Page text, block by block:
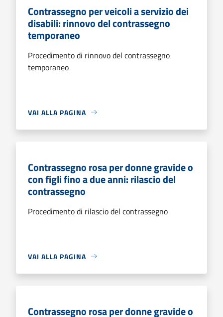
Contrassegno per veicoli a servizio dei
disabili: rinnovo del contrassegno
temporaneo
Procedimento di rinnovo del contrassegno
temporaneo
VAI ALLA PAGINA
Contrassegno rosa per donne gravide o
con figli fino a due anni: rilascio del
contrassegno
Procedimento di rilascio del contrassegno
VAI ALLA PAGINA
Contrassegno rosa per donne gravide o